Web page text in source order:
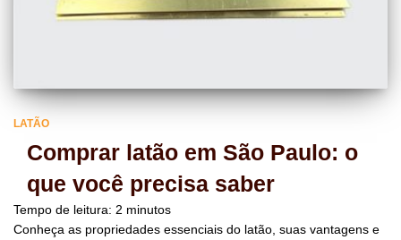
LATÃO
Comprar latão em São Paulo: o
que você precisa saber
Tempo de leitura: 2 minutos
Conheça as propriedades essenciais do latão, suas vantagens e